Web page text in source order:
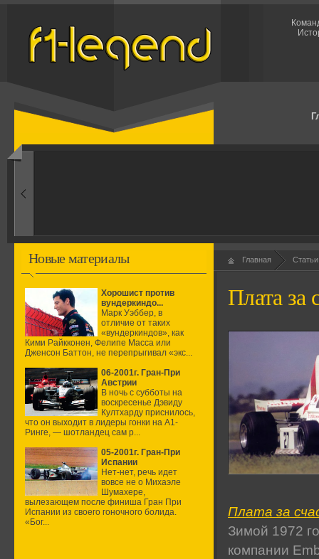
1960-ые
Новые материалы
Хорошист против
вундеркиндо...
Марк Уэббер, в
отличие от таких
«вундеркиндов», как
Кими Райкконен, Фелипе Масса или
Дженсон Баттон, не перепрыгивал «экс...
06-2001г. Гран-При
Австрии
В ночь с субботы на
воскресенье Дэвиду
Култхарду приснилось,
что он выходит в лидеры гонки на А1-
Ринге, — шотландец сам р...
05-2001г. Гран-При
Испании
Нет-нет, речь идет
вовсе не о Михаэле
Шумахере,
вылезающем после финиша Гран При
Испании из своего гоночного болида.
«Бог...
Главная
Плата за
Плата за
Зимой 1972
компании